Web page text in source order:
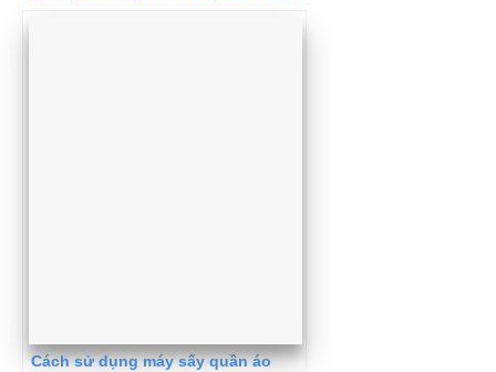
Cách sử dụng máy sấy quần áo